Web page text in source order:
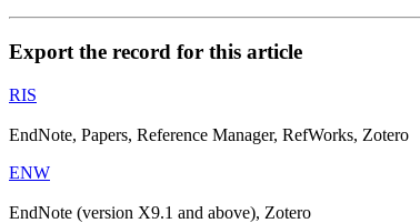
Export the record for this article
RIS
EndNote, Papers, Reference Manager, RefWorks, Zotero
ENW
EndNote (version X9.1 and above), Zotero